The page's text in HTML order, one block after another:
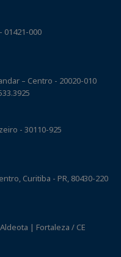
01421-000
– Centro - 20020-010
- 30110-925
Curitiba - PR, 80430-220
| Fortaleza / CE